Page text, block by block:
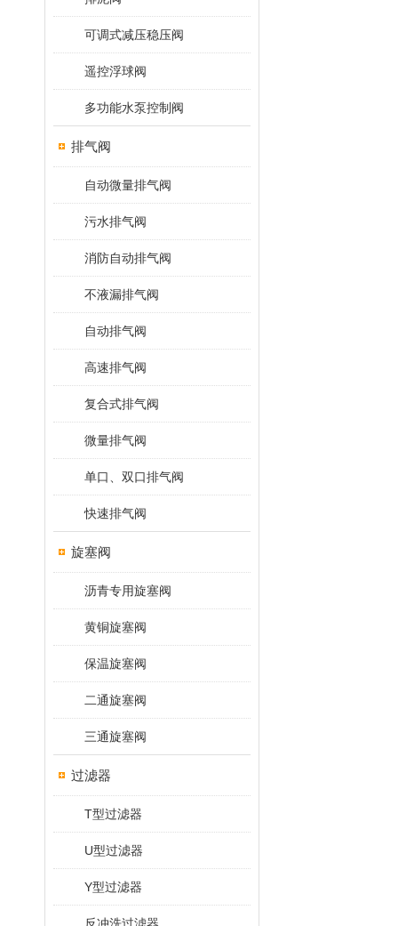
可调式减压稳压阀
遥控浮球阀
多功能水泵控制阀
排气阀
自动微量排气阀
污水排气阀
消防自动排气阀
不液漏排气阀
自动排气阀
高速排气阀
复合式排气阀
微量排气阀
单口、双口排气阀
快速排气阀
旋塞阀
沥青专用旋塞阀
黄铜旋塞阀
保温旋塞阀
二通旋塞阀
三通旋塞阀
过滤器
T型过滤器
U型过滤器
Y型过滤器